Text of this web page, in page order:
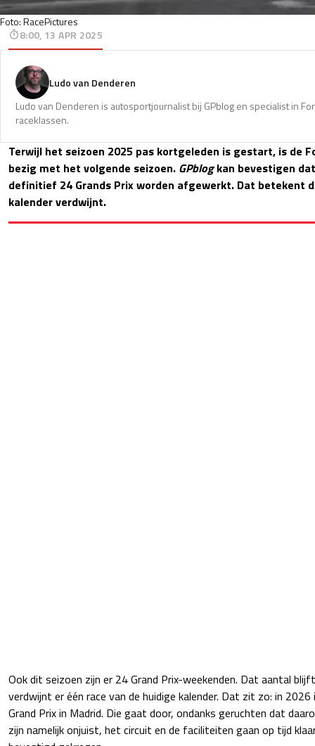
Foto: RacePictures
8:00, 13 APR 2025
Ludo van Denderen
Ludo van Denderen is autosportjournalist bij GPblog en specialist in
raceklassen.
Terwijl het seizoen 2025 pas kortgeleden is gestart, is de
bezig met het volgende seizoen. GPblogkan bevestigen
definitief 24 Grands Prix worden afgewerkt. Dat betekent
kalender verdwijnt.
Ook dit seizoen zijn er 24 Grand Prix-weekenden. Dat aantal
verdwijnt er één race van de huidige kalender. Dat zit zo: in
Grand Prix in Madrid. Die gaat door, ondanks geruchten dat
zijn namelijk onjuist, het circuit en de faciliteiten gaan op tijd